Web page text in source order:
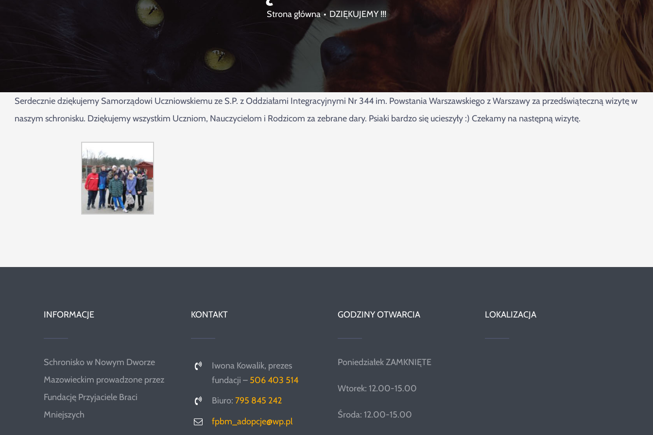
Strona główna DZIĘKUJEMY !!!
Serdecznie dziękujemy Samorządowi Uczniowskiemu ze S.P. z Oddziałami Integracyjnymi Nr 344 im. Powstania Warszawskiego z Warszawy za przedświąteczną wizytę w
naszym schronisku. Dziękujemy wszystkim Uczniom, Nauczycielom i Rodzicom za zebrane dary. Psiaki bardzo się ucieszyły :) Czekamy na następną wizytę.
INFORMACJE
Schronisko w Nowym Dworze
Mazowieckim prowadzone przez
Fundację Przyjaciele Braci
Mniejszych
KONTAKT
Iwona Kowalik, prezes
fundacji – 506 403 514
Biuro: 795 845 242
fpbm_adopcje@wp.pl
GODZINY OTWARCIA
Poniedziałek ZAMKNIĘTE
Wtorek: 12.00-15.00
Środa: 12.00-15.00
LOKALIZACJA